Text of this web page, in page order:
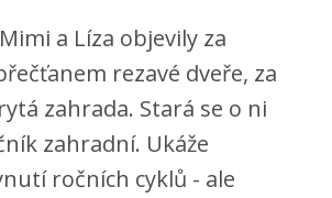
a Líza objevily za
rezavé dveře, za
zahrada. Stará se o ni
zahradní. Ukáže
ročních cyklů - ale